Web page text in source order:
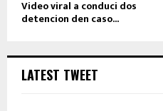
Video viral a conduci dos
detencion den caso...
LATEST TWEET